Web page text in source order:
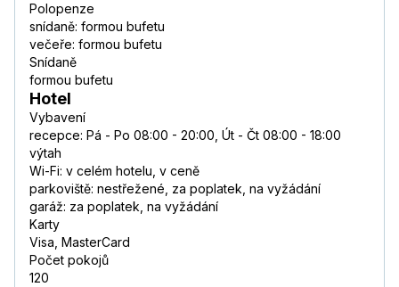
Polopenze
snídaně: formou bufetu
večeře: formou bufetu
Snídaně
formou bufetu
Hotel
Vybavení
recepce: Pá - Po 08:00 - 20:00, Út - Čt 08:00 - 18:00
výtah
Wi-Fi: v celém hotelu, v ceně
parkoviště: nestřežené, za poplatek, na vyžádání
garáž: za poplatek, na vyžádání
Karty
Visa, MasterCard
Počet pokojů
120